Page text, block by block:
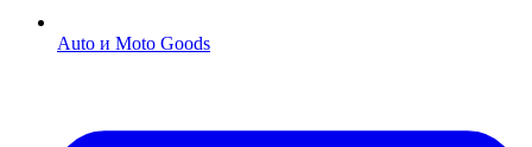
Auto и Moto Goods